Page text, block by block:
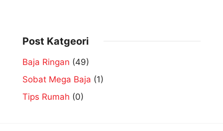
Post Katgeori
Baja Ringan (49)
Sobat Mega Baja (1)
Tips Rumah (0)